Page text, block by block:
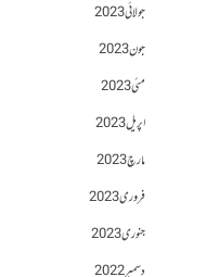
جولائی 2023
جون 2023
مئی 2023
اپریل 2023
مارچ 2023
فروری 2023
جنوری 2023